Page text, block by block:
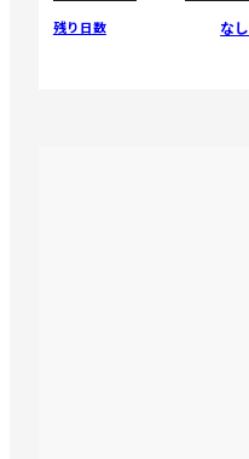
残り日数 なし